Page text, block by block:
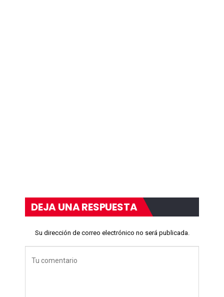
DEJA UNA RESPUESTA
Su dirección de correo electrónico no será publicada.